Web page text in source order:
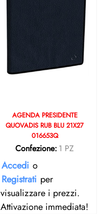
AGENDA PRESIDENTE
QUOVADIS RUB BLU 21X27
016653Q
Confezione: 1 PZ
Accedi o
Registrati per
visualizzare i prezzi.
Attivazione immediata!